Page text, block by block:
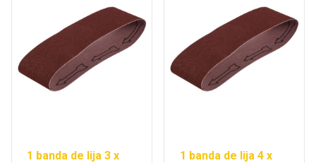
1 banda de lija 3 x
1 banda de lija 4 x